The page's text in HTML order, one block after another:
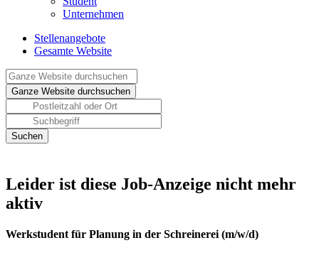
Unternehmen
Stellenangebote
Gesamte Website
Leider ist diese Job-Anzeige nicht mehr
aktiv
Werkstudent für Planung in der Schreinerei (m/w/d)